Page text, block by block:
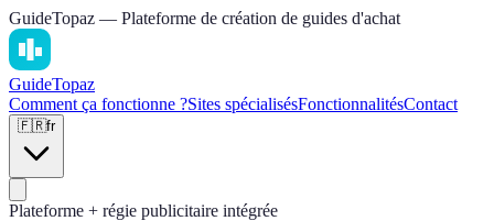
GuideTopaz — Plateforme de création de guides d'achat
GuideTopaz
Comment ça fonctionne ?Sites spécialisésFonctionnalitésContact
🇫🇷fr
Plateforme + régie publicitaire intégrée